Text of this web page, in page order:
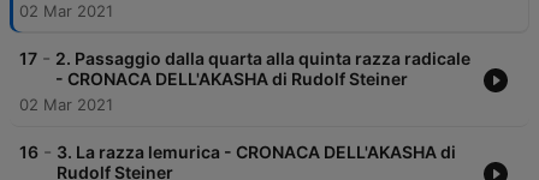
02 Mar 2021
17 - 2. Passaggio dalla quarta alla quinta razza radicale
- CRONACA DELL'AKASHA di Rudolf Steiner
02 Mar 2021
16 - 3. La razza lemurica - CRONACA DELL'AKASHA di
Rudolf Steiner